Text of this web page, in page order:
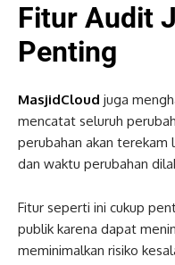
Fitur Audit
Penting
MasjidCloud juga
mencatat seluruh
perubahan akan terekam
dan waktu perubahan
Fitur seperti ini cukup
publik karena dapat
meminimalkan risiko